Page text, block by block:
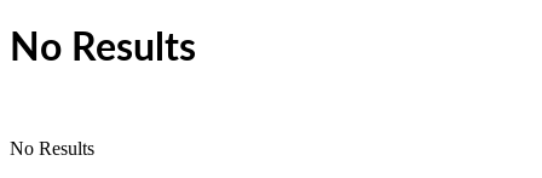
No Results
No Results